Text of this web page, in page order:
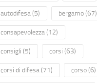
autodifesa (5) bergamo(67)
consapevolezza (12)
consigli (5) corsi (63)
corsi di difesa (71) corso(6)